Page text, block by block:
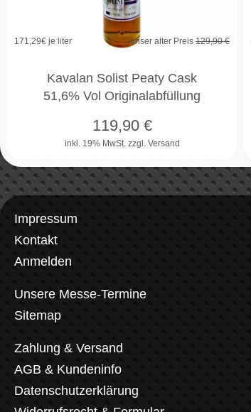
171,29€ je liter unser alter Preis 129,90 €
Kavalan Solist Peaty Cask
51,6% Vol Originalabfüllung
inkl. 19% MwSt. zzgl. Versand
119,90€
Impressum
Kontakt
Anmelden
Unsere Messe-Termine
Sitemap
Zahlung & Versand
AGB & Kundeninfo
Datenschutzerklärung